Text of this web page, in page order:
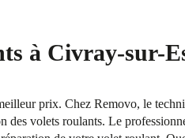
à Civray-sur-
prix. Chez Removo, le
des volets roulants. Le